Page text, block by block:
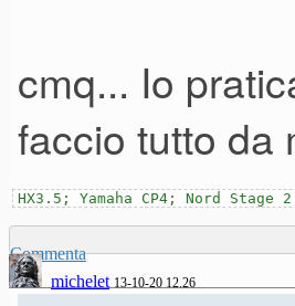
cmq... Io
faccio tutto da
HX3.5; Yamaha CP4; Nord
Commenta
michelet 13-10-20 12.26